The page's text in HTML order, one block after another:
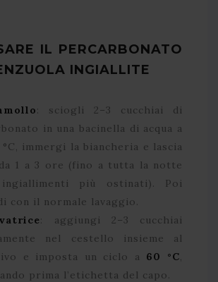
IL PERCARBONATO
INGIALLITE
: sciogli 2–3 cucchiai di
in una bacinella di acqua a
°C, immergi la biancheria e lascia
1 a 3 ore (fino a tutta la notte
più ostinati). Poi
con il normale lavaggio.
: aggiungi 2–3 cucchiai
nel cestello insieme al
e imposta un ciclo a 60 °C,
prima l’etichetta del capo.